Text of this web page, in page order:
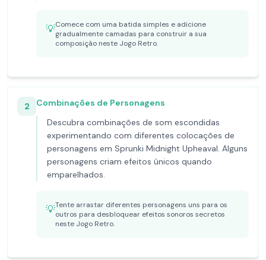
💡Comece com uma batida simples e adicione
gradualmente camadas para construir a sua
composição neste Jogo Retro.
2
Combinações de Personagens
Descubra combinações de som escondidas
experimentando com diferentes colocações de
personagens em Sprunki Midnight Upheaval. Alguns
personagens criam efeitos únicos quando
emparelhados.
💡Tente arrastar diferentes personagens uns para os
outros para desbloquear efeitos sonoros secretos
neste Jogo Retro.